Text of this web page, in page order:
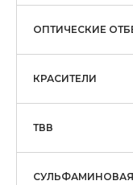
ОПТИЧЕСКИЕ
КРАСИТЕЛИ
ТВВ